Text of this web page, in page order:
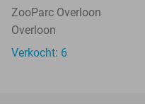
TODAY
ZooParc Overloon
Overloon
Verkocht: 6